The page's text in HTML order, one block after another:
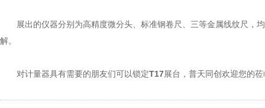
展出的仪器分别为高精度微分头、标准钢卷尺、三等金属线纹尺，
解。
对计量器具有需要的朋友们可以锁定T17展台，普天同创欢迎您的